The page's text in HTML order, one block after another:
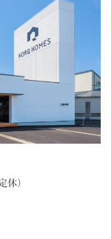
休）